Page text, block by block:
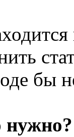
бы
нужно?